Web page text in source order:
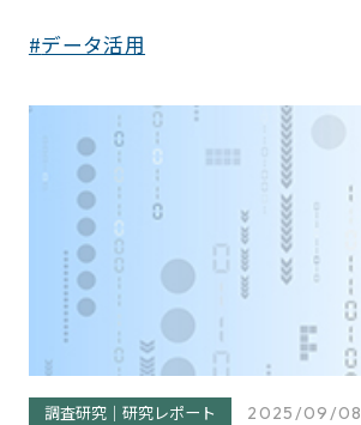
データ活用
調査研究｜研究レポート 2025/09/08